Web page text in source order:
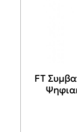
FT